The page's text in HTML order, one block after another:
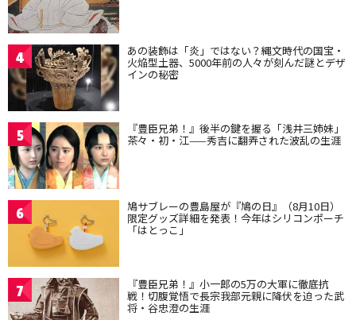
4 あの装飾は「炎」ではない？縄文時代の国宝・
火焔型土器、5000年前の人々が刻んだ謎とデザ
インの秘密
5 『豊臣兄弟！』後半の鍵を握る「浅井三姉妹」
茶々・初・江——秀吉に翻弄された波乱の生涯
6 鳩サブレーの豊島屋が『鳩の日』（8月10日）
限定グッズ詳細を発表！今年はシリコンポーチ
「はとっこ」
7 『豊臣兄弟！』小一郎の5万の大軍に徹底抗
戦！切腹覚悟で長宗我部元親に降伏を迫った武
将・谷忠澄の生涯